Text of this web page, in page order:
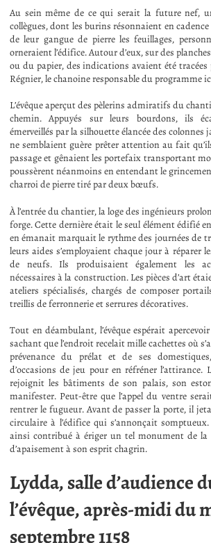
Au sein même de ce qui serait la future nef,
collègues, dont les burins résonnaient en
de leur gangue de pierre les feuillages,
orneraient l’édifice. Autour d’eux, sur des
ou du papier, des indications avaient été
Régnier, le chanoine responsable du programme
L’évêque aperçut des pèlerins admiratifs du
chemin. Appuyés sur leurs bourdons, ils
émerveillés par la silhouette élancée des colonnes
ne semblaient guère prêter attention au fait
passage et gênaient les portefaix transportant
poussèrent néanmoins en entendant le
charroi de pierre tiré par deux bœufs.
À l’entrée du chantier, la loge des ingénieurs
forge. Cette dernière était le seul élément édifié
en émanait marquait le rythme des journées de
leurs aides s’employaient chaque jour à réparer
de neufs. Ils produisaient également les
nécessaires à la construction. Les pièces d’art
ateliers spécialisés, chargés de composer
treillis de ferronnerie et serrures décoratives.
Tout en déambulant, l’évêque espérait
sachant que l’endroit recelait mille cachettes où
prévenance du prélat et de ses
d’occasions de jeu pour en réfréner l’attirance.
rejoignit les bâtiments de son palais, son
manifester. Peut-être que l’appel du ventre
rentrer le fugueur. Avant de passer la porte, il
circulaire à l’édifice qui s’annonçait somptueux.
ainsi contribué à ériger un tel monument de
d’apaisement à son esprit chagrin.
Lydda, salle d’audience
l’évêque, après-midi du
septembre 1158